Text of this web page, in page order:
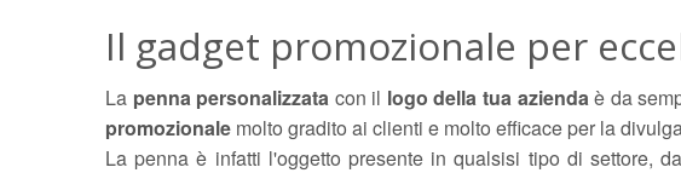
Il gadget promozionale per
La penna personalizzata con il logo della tua aziendaè da
promozionale molto gradito ai clienti e molto efficace per la
La penna è infatti l'oggetto presente in qualsisi tipo di settore,